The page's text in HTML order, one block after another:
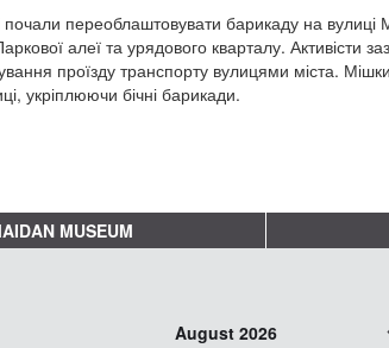
почали переоблаштовувати барикаду на
алеї та урядового кварталу. Активісти
проїзду транспорту вулицями міста.
укріплюючи бічні барикади.
MUSEUM
August 2026